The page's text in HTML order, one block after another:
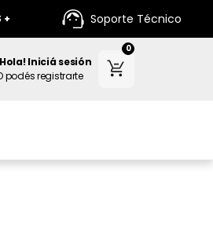
+ 12 CUOTAS SIN INTERES +
Soporte Técnico
Iniciá sesión
podés registrarte
0